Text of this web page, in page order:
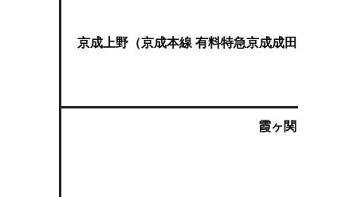
京成上野（京成本線 有料特急京成成田空港線
霞ヶ関（東京メ